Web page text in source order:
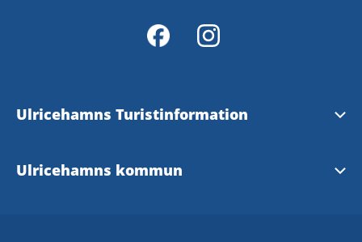
Ulricehamns Turistinformation
Öppettider och kontakt
Ulricehamns kommun